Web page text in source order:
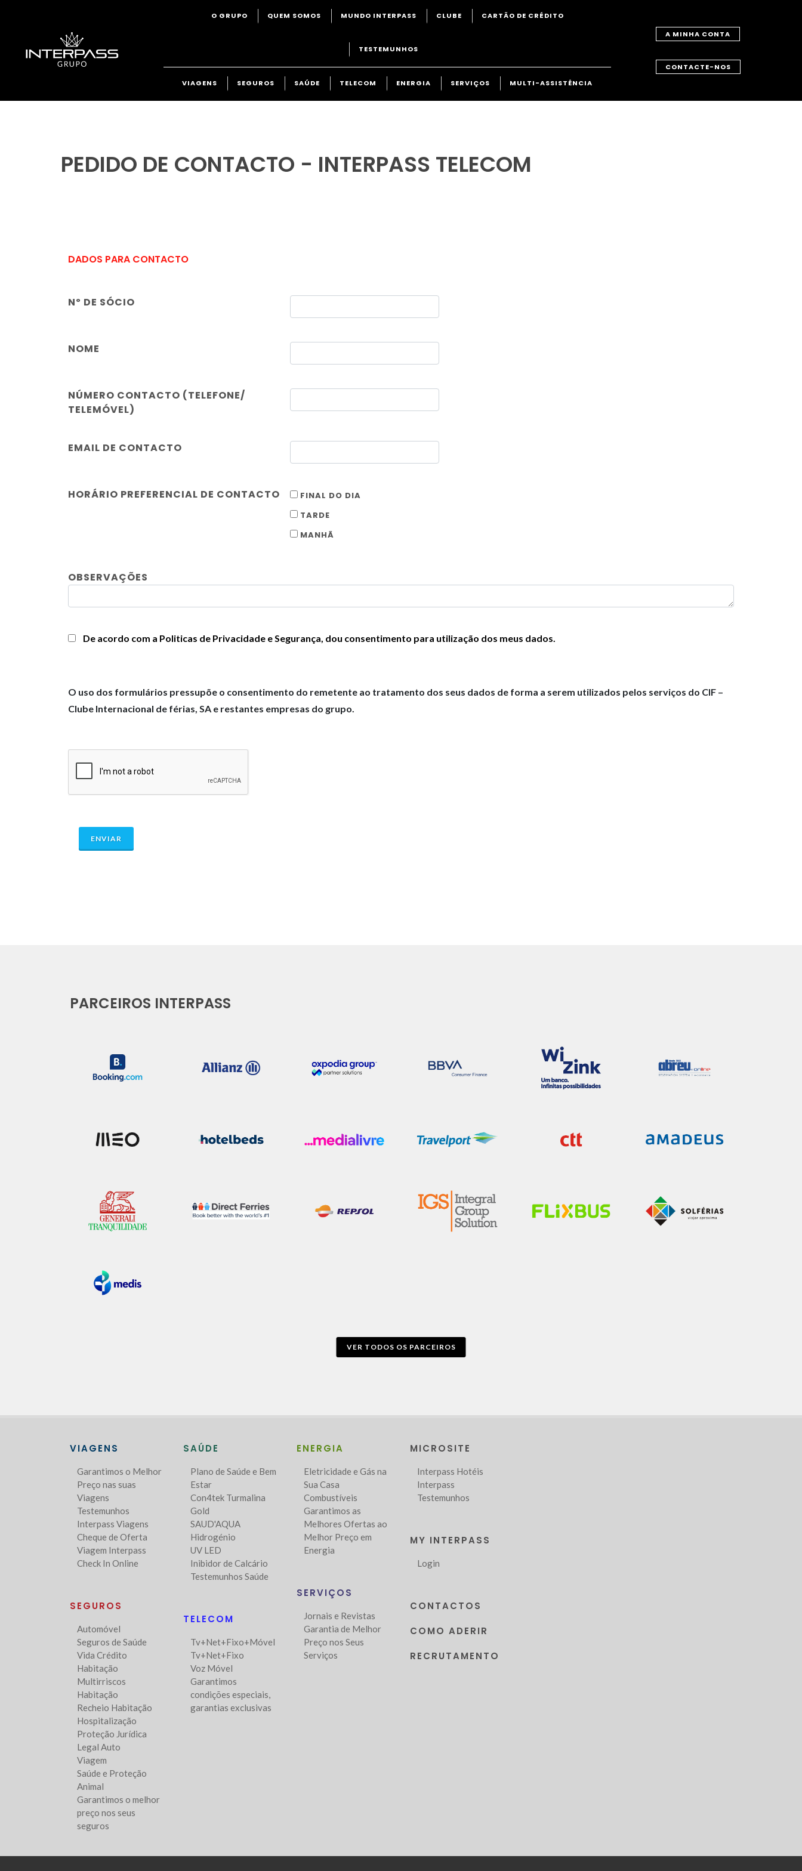
O GRUPO QUEM SOMOS MUNDO INTERPASS CLUBE CARTÃO DE CRÉDITO
TESTEMUNHOS
VIAGENS SEGUROS SAÚDE TELECOM ENERGIA SERVIÇOS MULTI-ASSISTÊNCIA
A MINHA CONTA
CONTACTE-NOS
PEDIDO DE CONTACTO - INTERPASS TELECOM
DADOS PARA CONTACTO
Nº DE SÓCIO
NOME
NÚMERO CONTACTO (TELEFONE/
TELEMÓVEL)
EMAIL DE CONTACTO
HORÁRIO PREFERENCIAL DE CONTACTO
FINAL DO DIA
TARDE
MANHÃ
OBSERVAÇÕES
De acordo com a Politicas de Privacidade e Segurança, dou consentimento para utilização dos meus dados.
O uso dos formulários pressupõe o consentimento do remetente ao tratamento dos seus dados de forma a serem utilizados pelos serviços do CIF –
Clube Internacional de férias, SA e restantes empresas do grupo.
PARCEIROS INTERPASS
VER TODOS OS PARCEIROS
VIAGENS
Garantimos o Melhor
Preço nas suas
Viagens
Testemunhos
Interpass Viagens
Cheque de Oferta
Viagem Interpass
Check In Online
SEGUROS
Automóvel
Seguros de Saúde
Vida Crédito
Habitação
Multirriscos
Habitação
Recheio Habitação
Hospitalização
Proteção Jurídica
Legal Auto
Viagem
Saúde e Proteção
Animal
Garantimos o melhor
preço nos seus
seguros
SAÚDE
Plano de Saúde e Bem
Estar
Con4tek Turmalina
Gold
SAUD'AQUA
Hidrogénio
UV LED
Inibidor de Calcário
Testemunhos Saúde
TELECOM
Tv+Net+Fixo+Móvel
Tv+Net+Fixo
Voz Móvel
Garantimos
condições especiais,
garantias exclusivas
ENERGIA
Eletricidade e Gás na
Sua Casa
Combustíveis
Garantimos as
Melhores Ofertas ao
Melhor Preço em
Energia
SERVIÇOS
Jornais e Revistas
Garantia de Melhor
Preço nos Seus
Serviços
MICROSITE
Interpass Hotéis
Interpass
Testemunhos
MY INTERPASS
Login
CONTACTOS
COMO ADERIR
RECRUTAMENTO